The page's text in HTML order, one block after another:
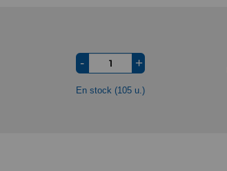
- +
En stock (105 u.)